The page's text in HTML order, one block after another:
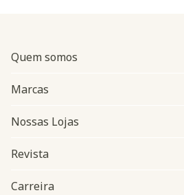
Quem somos
Marcas
Nossas Lojas
Revista
Carreira